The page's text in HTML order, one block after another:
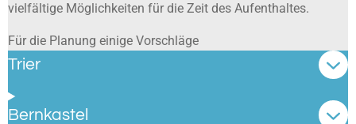
vielfältige Möglichkeiten für die Zeit des Aufenthaltes.
Für die Planung einige Vorschläge
Trier
Bernkastel